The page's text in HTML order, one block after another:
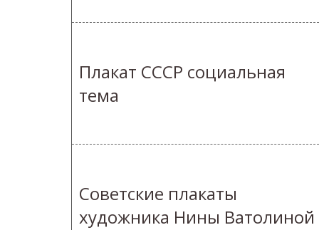
Плакат СССР социальная
тема
Советские плакаты
художника Нины Ватолиной